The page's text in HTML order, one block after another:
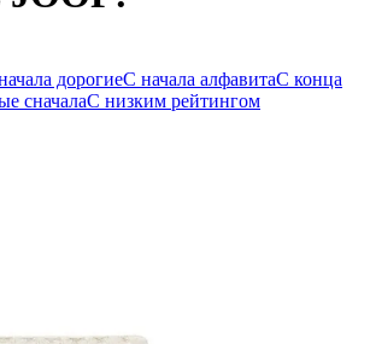
дорогиеС начала алфавитаС конца
сначалаС низким рейтингом